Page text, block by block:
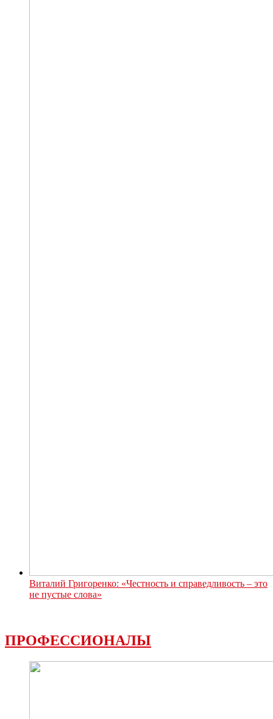
Виталий Григоренко: «Честность и справедливость – это
не пустые слова»
ПРОФЕССИОНАЛЫ